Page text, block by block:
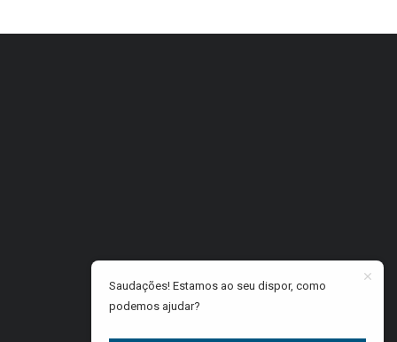
Saudações! Estamos ao seu dispor, como
podemos ajudar?